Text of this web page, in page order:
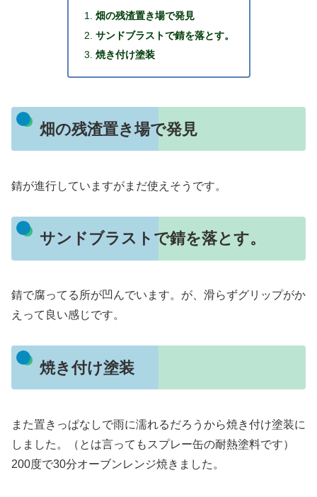
畑の残渣置き場で発見
サンドブラストで錆を落とす。
焼き付け塗装
畑の残渣置き場で発見
錆が進行していますがまだ使えそうです。
サンドブラストで錆を落とす。
錆で腐ってる所が凹んでいます。が、滑らずグリップがか
えって良い感じです。
焼き付け塗装
また置きっぱなしで雨に濡れるだろうから焼き付け塗装に
しました。（とは言ってもスプレー缶の耐熱塗料です）
200度で30分オーブンレンジ焼きました。